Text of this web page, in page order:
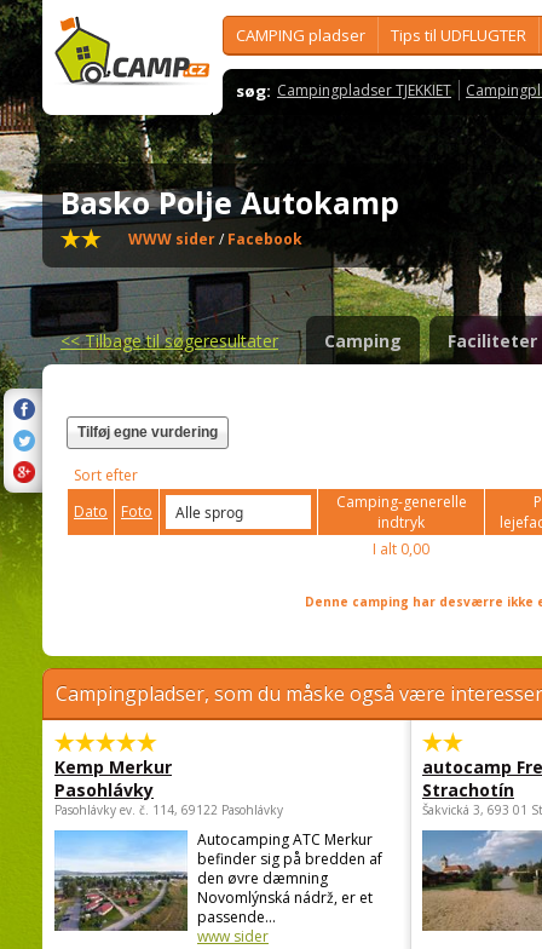
CAMPING pladser Tips til UDFLUGTER
søg: Campingpladser TJEKKIET
Basko Polje Autokamp
WWW sider/Facebook
<<Tilbage til søgeresultater Camping Faciliteter
Tilføj egne vurdering
Sort efter
Dato
Foto
Camping-generelle
indtryk
I alt 0,00
Denne camping har desværre
Campingpladser, som du måske også være
Kemp Merkur
Pasohlávky
Pasohlávky ev. č. 114, 69122 Pasohlávky
Autocamping ATC Merkur
befinder sig på bredden af
den øvre dæmning
Novomlýnská nádrž, er et
passende...
www sider
autocamp
Strachotín
Šakvická 3, 693 01